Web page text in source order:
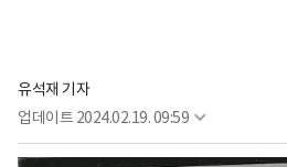
유석재 기자
업데이트 2024.02.19. 09:59